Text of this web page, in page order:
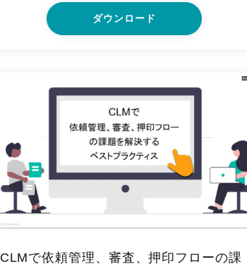
ダウンロード
CLMで依頼管理、審査、押印フローの課